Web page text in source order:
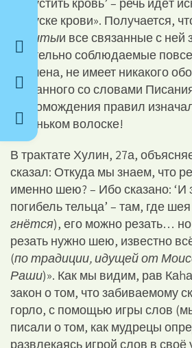
выпуске крови». Получается,
шехитыи все связанные с ней
тщательно соблюдаемые
времена, не имеет никакого
связанного со словами
нагромождения правил
тоненьком волоске!
В трактате Хулин, 27а,
сказал: Откуда мы знаем, что
именно шею? – Ибо сказано: ‘И
погибель тельца’ – там, где
гнётся), его можно резать…
резать нужно шею, известно
(по традиции, идущей от
Раши)». Как мы видим, рав
закон о том, что забиваемому
горло, с помощью игры слов
писали о том, как мудрецы
развлекаясь игрой слов в